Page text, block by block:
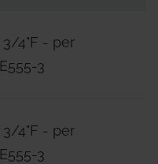
in cantiere
con
3/4"F - per
3
3/4"F - per
3